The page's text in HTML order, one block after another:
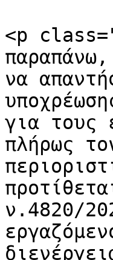
<p
να
για τους
πλήρως
ν.4820/